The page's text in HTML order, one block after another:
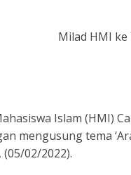
Milad HMI
Islam (HMI)
mengusung tema
(05/02/2022).